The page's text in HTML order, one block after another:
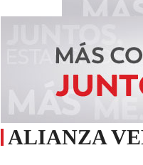
ALIANZA